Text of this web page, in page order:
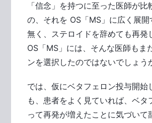
「信念」を持つに至った医師が比
の、それを OS「MS」に広く展開
無く、ステロイドを辞めても再発
OS「MS」には、そんな医師もま
ンを選択したのではないでしょう
では、仮にベタフェロン投与開始
も、患者をよく見ていれば、ベタ
って再発が増えたことに気づいて